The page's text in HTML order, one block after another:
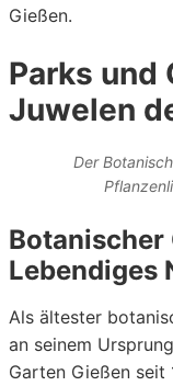
Gießen.
Parks und
Juwelen
Der
Botanischer
Lebendiges
Als ältester
an seinem
Garten Gießen seit